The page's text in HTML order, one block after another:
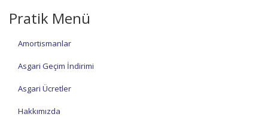
Pratik Menü
Amortismanlar
Asgari Geçim İndirimi
Asgari Ücretler
Hakkımızda